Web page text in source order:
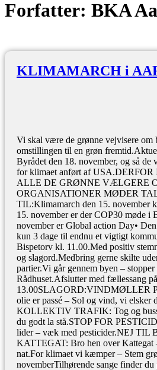
Forfatter: BKA
KLIMAMARCH i
Vi skal være de grønne vejvisere om
omstillingen til en grøn
Byrådet den 18. november, og så de
for klimaet anført af
ALLE DE GRØNNE VÆLGERE
ORGANISATIONER MØDER
TIL:Klimamarch den 15. november
15. november er der COP30 møde i
november er Global action Day•
kun 3 dage til endnu et vigtigt
Bispetorv kl. 11.00.Med positiv
og slagord.Medbring gerne skilte
partier.Vi går gennem byen –
Rådhuset.Afslutter med fællessang
13.00SLAGORD:VINDMØLLER
olie er passé – Sol og vind, vi elsker
KOLLEKTIV TRAFIK: Tog og
du godt la stå.STOP FOR
lider – væk med pesticider.NEJ TIL
KATTEGAT: Bro hen over Kattegat
nat.For klimaet vi kæmper – Stem
novemberTilhørende sange finder du